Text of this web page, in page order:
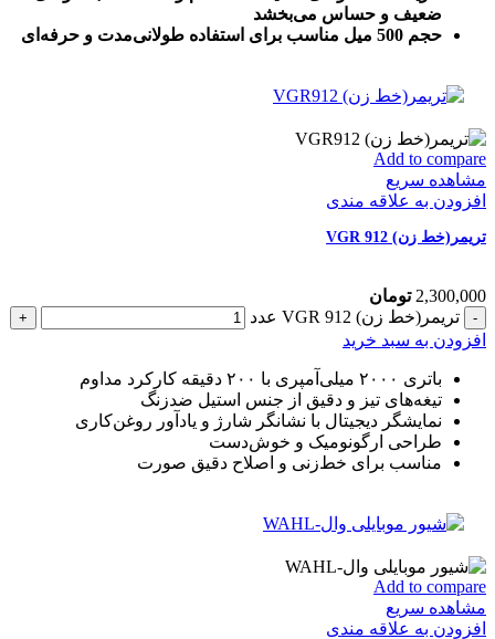
ضعیف و حساس می‌بخشد
حجم 500 میل مناسب برای استفاده طولانی‌مدت و حرفه‌ای
Add to compare
مشاهده سریع
افزودن به علاقه مندی
تریمر(خط زن) VGR 912
2,300,000 تومان
تریمر(خط زن) VGR 912 عدد
افزودن به سبد خرید
باتری ۲۰۰۰ میلی‌آمپری با ۲۰۰ دقیقه کارکرد مداوم
تیغه‌های تیز و دقیق از جنس استیل ضدزنگ
نمایشگر دیجیتال با نشانگر شارژ و یادآور روغن‌کاری
طراحی ارگونومیک و خوش‌دست
مناسب برای خط‌زنی و اصلاح دقیق صورت
Add to compare
مشاهده سریع
افزودن به علاقه مندی